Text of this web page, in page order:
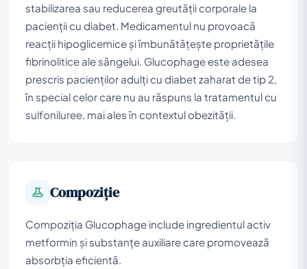
stabilizarea sau reducerea greutății corporale la
pacienții cu diabet. Medicamentul nu provoacă
reacții hipoglicemice și îmbunătățește proprietățile
fibrinolitice ale sângelui. Glucophage este adesea
prescris pacienților adulți cu diabet zaharat de tip 2,
în special celor care nu au răspuns la tratamentul cu
sulfoniluree, mai ales în contextul obezității.
Compoziţie
Compoziția Glucophage include ingredientul activ
metformin și substanțe auxiliare care promovează
absorbția eficientă.